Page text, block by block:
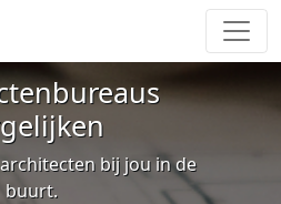
bij jou in de
buurt.